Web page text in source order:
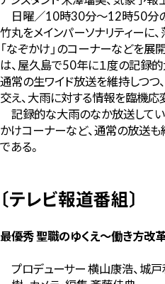
日曜／10時30分～12時50分
竹丸をメインパーソナリティーに
「なぞかけ」のコーナーなどを展
は、屋久島で50年に１度の記録
通常の生ワイド放送を維持しつつ
交え、大雨に対する情報を臨機応
記録的な大雨のなか放送してい
かけコーナーなど、通常の放送
である。
〔テレビ報道番組〕
最優秀 聖職のゆくえ～働き方改
プロデューサー 横山康浩、城戸